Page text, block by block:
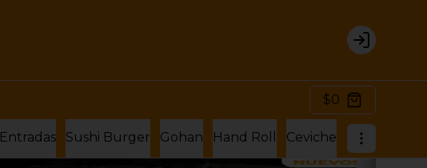
Login
$0
Entradas Sushi Burger Gohan Hand Roll Ceviche Hosomaki